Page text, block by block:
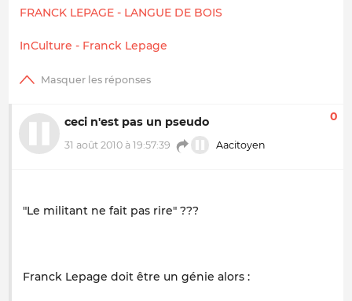
FRANCK LEPAGE - LANGUE DE BOIS
InCulture - Franck Lepage
ceci n'est pas un pseudo
31 août 2010 à 19:57:39 Aacitoyen
0
"Le militant ne fait pas rire" ???
Franck Lepage doit être un génie alors :